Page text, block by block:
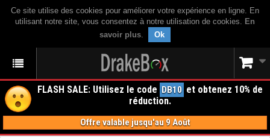
Ce site utilise des cookies pour améliorer votre expérience en ligne. En
utilisant notre site, vous consentez à notre utilisation de cookies. En
savoir plus. Ok
FLASH SALE: Utilisez le code DB10 et obtenez 10% de
réduction.
Offre valable jusqu'au 9 Août